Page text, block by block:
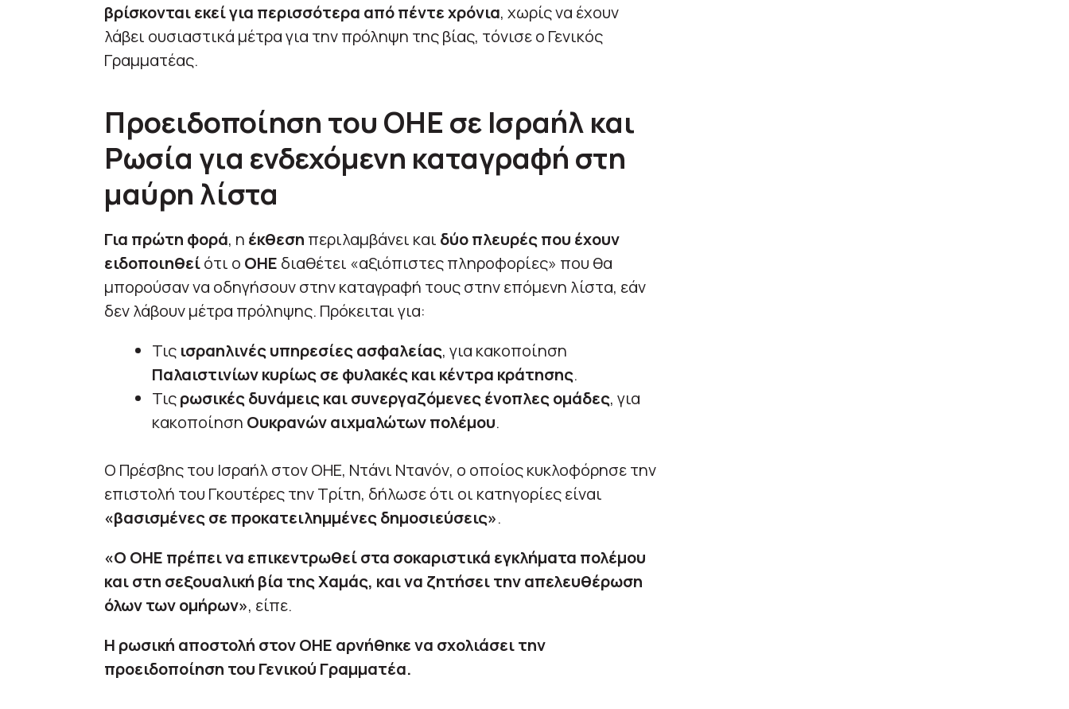
βρίσκονται εκεί για περισσότερα από πέντε χρόνια, χωρίς να έχουν
λάβει ουσιαστικά μέτρα για την πρόληψη της βίας, τόνισε ο Γενικός
Γραμματέας.
Προειδοποίηση του ΟΗΕ σε Ισραήλ και
Ρωσία για ενδεχόμενη καταγραφή στη
μαύρη λίστα
Για πρώτη φορά, η έκθεση περιλαμβάνει και δύο πλευρές που έχουν
ειδοποιηθείότι ο ΟΗΕ διαθέτει «αξιόπιστες πληροφορίες» που θα
μπορούσαν να οδηγήσουν στην καταγραφή τους στην επόμενη λίστα, εάν
δεν λάβουν μέτρα πρόληψης. Πρόκειται για:
Τις ισραηλινές υπηρεσίες ασφαλείας, για κακοποίηση
Παλαιστινίων κυρίως σε φυλακές και κέντρα κράτησης.
Τιςρωσικές δυνάμεις και συνεργαζόμενες ένοπλες ομάδες, για
κακοποίηση Ουκρανών αιχμαλώτων πολέμου.
Ο Πρέσβης του Ισραήλ στον ΟΗΕ, Ντάνι Ντανόν, ο οποίος κυκλοφόρησε την
επιστολή του Γκουτέρες την Τρίτη, δήλωσε ότι οι κατηγορίες είναι
«βασισμένες σε προκατειλημμένες δημοσιεύσεις».
«Ο ΟΗΕ πρέπει να επικεντρωθεί στα σοκαριστικά εγκλήματα πολέμου
και στη σεξουαλική βία της Χαμάς, και να ζητήσει την απελευθέρωση
όλων των ομήρων», είπε.
Η ρωσική αποστολή στον ΟΗΕ αρνήθηκε να σχολιάσει την
προειδοποίηση του Γενικού Γραμματέα.